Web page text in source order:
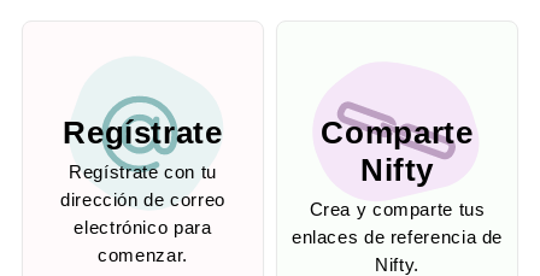
Regístrate
Regístrate con tu
dirección de correo
electrónico para
comenzar.
Comparte
Nifty
Crea y comparte tus
enlaces de referencia de
Nifty.